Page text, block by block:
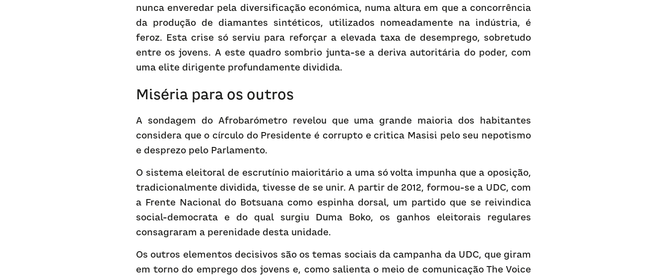
nunca enveredar pela diversificação económica, numa altura em que a concorrência
da produção de diamantes sintéticos, utilizados nomeadamente na indústria, é
feroz. Esta crise só serviu para reforçar a elevada taxa de desemprego, sobretudo
entre os jovens. A este quadro sombrio junta-se a deriva autoritária do poder, com
uma elite dirigente profundamente dividida.
Miséria para os outros
A sondagem do Afrobarómetro revelou que uma grande maioria dos habitantes
considera que o círculo do Presidente é corrupto e critica Masisi pelo seu nepotismo
e desprezo pelo Parlamento.
O sistema eleitoral de escrutínio maioritário a uma só volta impunha que a oposição,
tradicionalmente dividida, tivesse de se unir. A partir de 2012, formou-se a UDC, com
a Frente Nacional do Botsuana como espinha dorsal, um partido que se reivindica
social-democrata e do qual surgiu Duma Boko, os ganhos eleitorais regulares
consagraram a perenidade desta unidade.
Os outros elementos decisivos são os temas sociais da campanha da UDC, que giram
em torno do emprego dos jovens e, como salienta o meio de comunicação The Voice